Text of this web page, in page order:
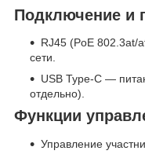
Подключение и
RJ45 (PoE 802.3at/
сети.
USB Type-C —
отдельно).
Функции
Управление